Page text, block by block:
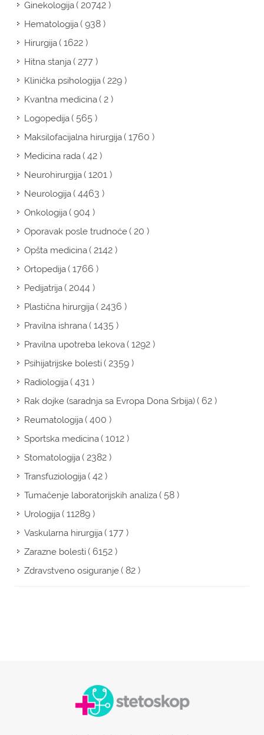
Ginekologija( 20742 )
Hematologija( 938 )
Hirurgija( 1622 )
Hitna stanja( 277 )
Klinička psihologija( 229 )
Kvantna medicina( 2 )
Logopedija( 565 )
Maksilofacijalna hirurgija( 1760 )
Medicina rada( 42 )
Neurohirurgija( 1201 )
Neurologija( 4463 )
Onkologija( 904 )
Oporavak posle trudnoće( 20 )
Opšta medicina( 2142 )
Ortopedija( 1766 )
Pedijatrija( 2044 )
Plastična hirurgija( 2436 )
Pravilna ishrana( 1435 )
Pravilna upotreba lekova( 1292 )
Psihijatrijske bolesti( 2359 )
Radiologija( 431 )
Rak dojke (saradnja sa Evropa Dona Srbija)( 62 )
Reumatologija( 400 )
Sportska medicina( 1012 )
Stomatologija( 2382 )
Transfuziologija( 42 )
Tumačenje laboratorijskih analiza( 58 )
Urologija( 11289 )
Vaskularna hirurgija( 177 )
Zarazne bolesti( 6152 )
Zdravstveno osiguranje( 82 )